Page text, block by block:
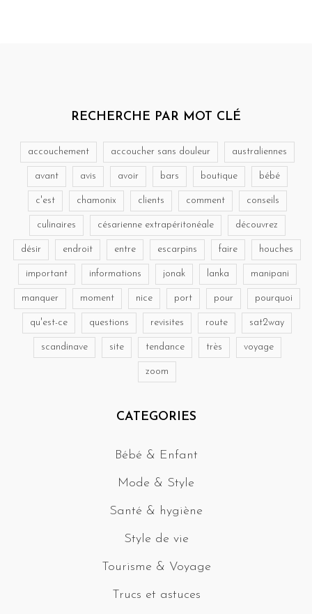
RECHERCHE PAR MOT CLÉ
accouchement accoucher sans douleur australiennes
avant avis avoir bars boutique bébé
c'est chamonix clients comment conseils
culinaires césarienne extrapéritonéale découvrez
désir endroit entre escarpins faire houches
important informations jonak lanka manipani
manquer moment nice port pour pourquoi
qu'est-ce questions revisites route sat2way
scandinave site tendance très voyage
zoom
CATEGORIES
Bébé & Enfant
Mode & Style
Santé & hygiène
Style de vie
Tourisme & Voyage
Trucs et astuces